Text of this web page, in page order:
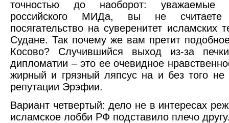
точностью до наоборот: уважаемые
российского МИДа, вы не считаете
посягательство на суверенитет исламских
Судане. Так почему же вам претит
Косово? Случившийся выход из-за
дипломатии – это ее очевидное
жирный и грязный ляпсус на и без того не
репутации Эрэфии.
Вариант четвертый: дело не в интересах
исламское лобби РФ подставило плечо